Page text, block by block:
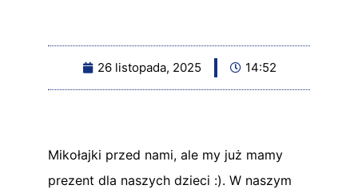
26 listopada, 2025 14:52
Mikołajki przed nami, ale my już mamy
prezent dla naszych dzieci :). W naszym